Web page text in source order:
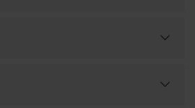
plażowy, który łączy w sobie